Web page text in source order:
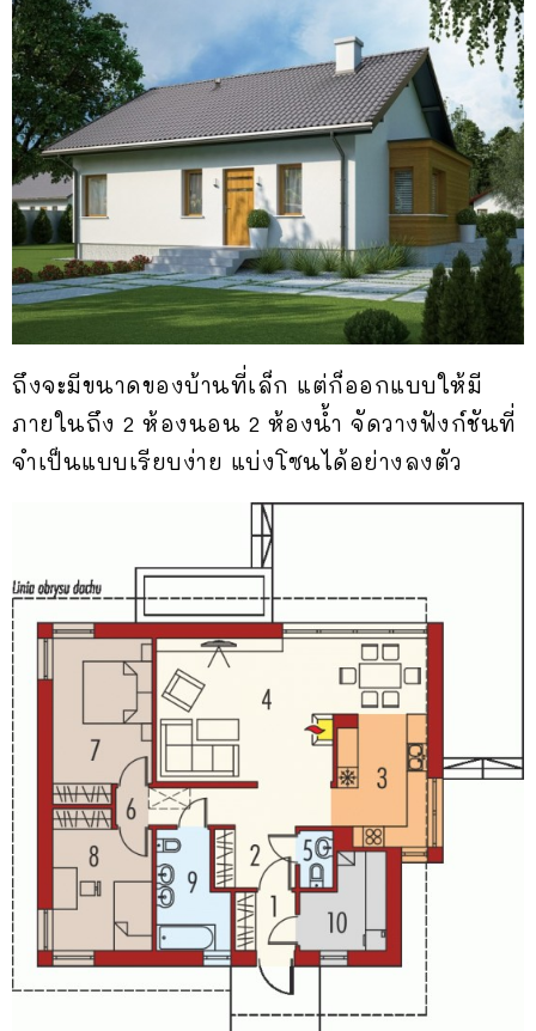
ถึงจะมีขนาดของบ้านที่เล็ก แต่ก็ออกแบบให้มี
ภายในถึง 2 ห้องนอน 2 ห้องน้ำ จัดวางฟังก์ชันที่
จำเป็นแบบเรียบง่าย แบ่งโซนได้อย่างลงตัว